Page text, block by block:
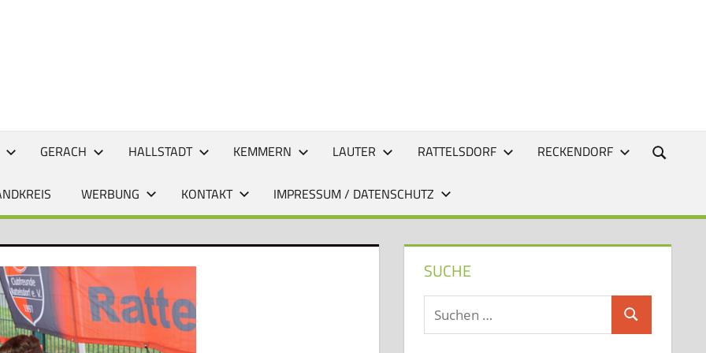
GERACH HALLSTADT KEMMERN LAUTER RATTELSDORF RECKENDORF
WERBUNG KONTAKT IMPRESSUM / DATENSCHUTZ
SUCHE
Suchen
nach:
Suchen